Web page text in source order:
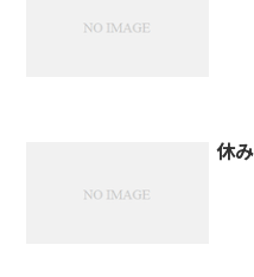
休み